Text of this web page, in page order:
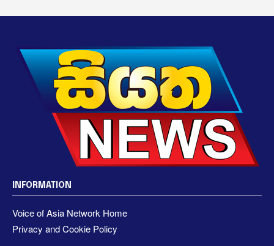
INFORMATION
Voice of Asia Network Home
Privacy and Cookie Policy